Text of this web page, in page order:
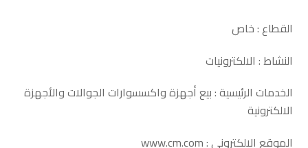
القطاع : خاص
النشاط : الالكترونيات
الخدمات الرئيسية : بيع أجهزة واكسسوارات الجوالات والأجهزة
الالكترونية
الموقع الالكتروني : www.cm.com